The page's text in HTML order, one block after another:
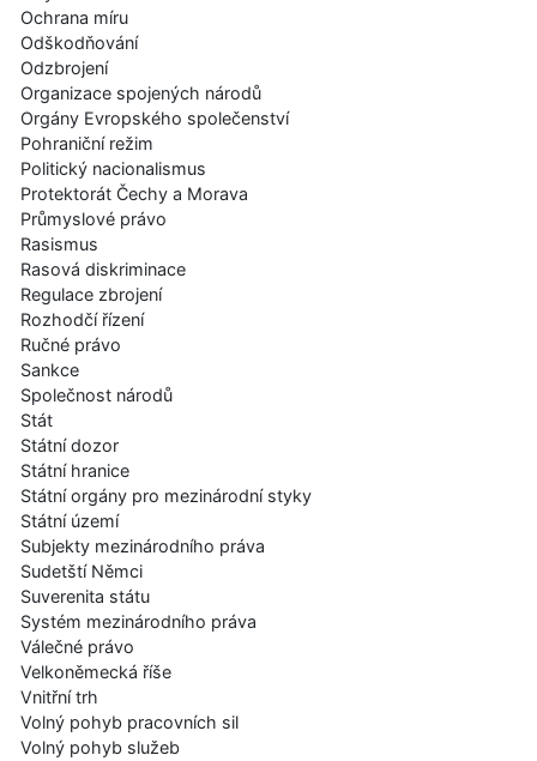
Ochrana míru
Odškodňování
Odzbrojení
Organizace spojených národů
Orgány Evropského společenství
Pohraniční režim
Politický nacionalismus
Protektorát Čechy a Morava
Průmyslové právo
Rasismus
Rasová diskriminace
Regulace zbrojení
Rozhodčí řízení
Ručné právo
Sankce
Společnost národů
Stát
Státní dozor
Státní hranice
Státní orgány pro mezinárodní styky
Státní území
Subjekty mezinárodního práva
Sudetští Němci
Suverenita státu
Systém mezinárodního práva
Válečné právo
Velkoněmecká říše
Vnitřní trh
Volný pohyb pracovních sil
Volný pohyb služeb